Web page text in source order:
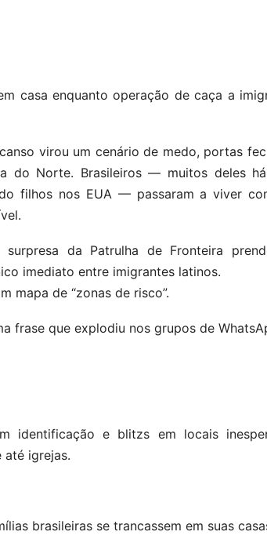
casa enquanto operação de caça a
virou um cenário de medo, portas
do Norte. Brasileiros — muitos deles
filhos nos EUA — passaram a viver
da Patrulha de Fronteira
imediato entre imigrantes latinos.
mapa de “zonas de risco”.
frase que explodiu nos grupos de
identificação e blitzs em locais
até igrejas.
brasileiras se trancassem em suas